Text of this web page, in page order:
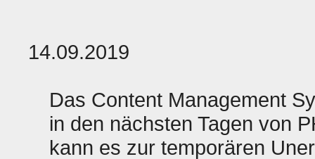
14.09.2019
Das Content Management
in den nächsten Tagen von
kann es zur temporären